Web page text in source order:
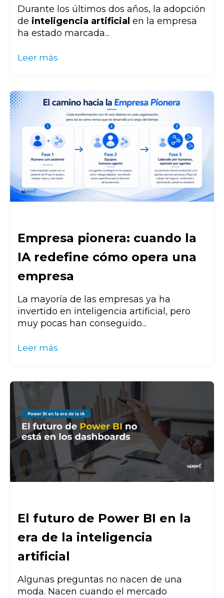
Durante los últimos dos años, la adopción
de inteligencia artificial en la empresa
ha estado marcada...
Leer más
Empresa pionera: cuando la
IA redefine cómo opera una
empresa
La mayoría de las empresas ya ha
invertido en inteligencia artificial, pero
muy pocas han conseguido...
Leer más
El futuro de Power BI en la
era de la inteligencia
artificial
Algunas preguntas no nacen de una
moda. Nacen cuando el mercado